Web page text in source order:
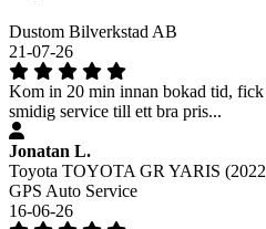
Dustom Bilverkstad AB
21-07-26
Kom in 20 min innan bokad tid,
smidig service till ett bra pris...
Jonatan L.
Toyota TOYOTA GR YARIS
GPS Auto Service
16-06-26